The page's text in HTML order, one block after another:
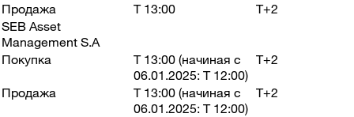
Продажа
T 13:00
T+2
SEB Asset
Management S.A
Покупка
T 13:00 (начиная с
06.01.2025: T 12:00)
T+2
Продажа
T 13:00 (начиная с
06.01.2025: T 12:00)
T+2